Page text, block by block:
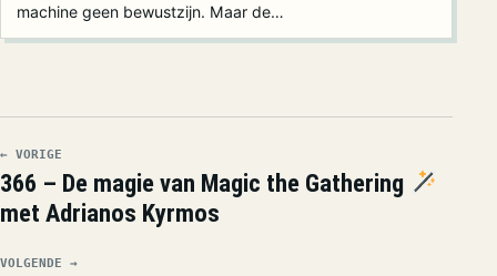
machine geen bewustzijn. Maar de…
← VORIGE
366 – De magie van Magic the Gathering
met Adrianos Kyrmos
VOLGENDE →